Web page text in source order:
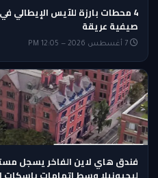
4 محطات بارزة للآيس الإيطالي
صيفية عريقة
فندق هاي لاين الفاخر يسجل